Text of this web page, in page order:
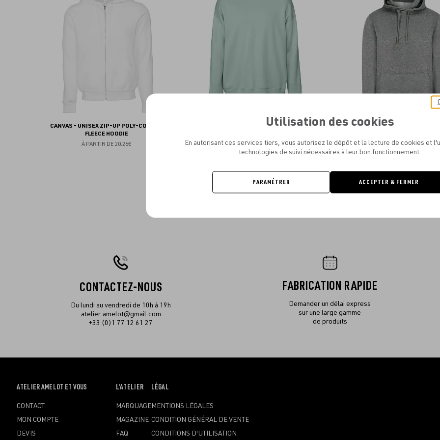
CANVAS - UNISEX ZIP-UP POLY-COTTON
FLEECE HOODIE
À PARTIR DE 20.26€
CANVAS - UNISEX DROP SHOULDER FLEECE
JUST HOODS - SPORTS
CONTACTEZ-NOUS
Du lundi au vendredi de 10h à 19h
atelier.amelot@gmail.com
+33 (0)1 77 12 61 27
FABRICATION RAPIDE
Demander un délai express
sur une large gamme
de produits
OUVRIR
MENU
ATELIER AMELOT ET VOUS
CONTACT
MON COMPTE
DEVIS
OUVRIR
MENU
L'ATELIER
MARQUAGE
MAGAZINE
FAQ
OUVRIR
MENU
LÉGAL
MENTIONS LÉGALES
CONDITION GÉNÉRAL DE VENTE
CONDITIONS D'UTILISATION
Utilisation des cookies
En autorisant ces services tiers, vous autorisez le dépôt et la lecture de cookies et
technologies de suivi nécessaires à leur bon fonctionnement.
PARAMÉTRER ACCEPTER & FERMER